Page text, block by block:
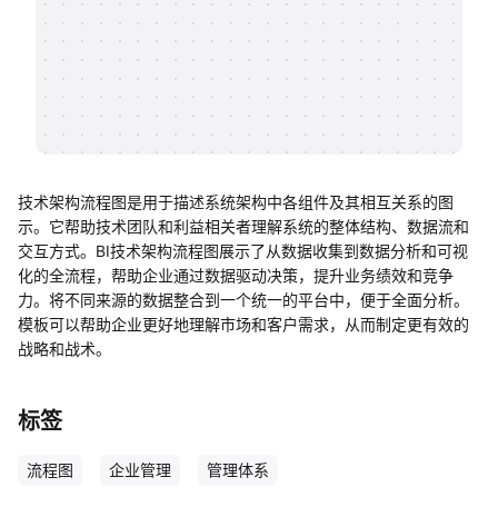
知识分享社区
技术架构流程图是用于描述系统架构中各组件及其相互关系的图
示。它帮助技术团队和利益相关者理解系统的整体结构、数据流和
交互方式。BI技术架构流程图展示了从数据收集到数据分析和可视
化的全流程，帮助企业通过数据驱动决策，提升业务绩效和竞争
力。将不同来源的数据整合到一个统一的平台中，便于全面分析。
模板可以帮助企业更好地理解市场和客户需求，从而制定更有效的
战略和战术。
标签
流程图 企业管理 管理体系